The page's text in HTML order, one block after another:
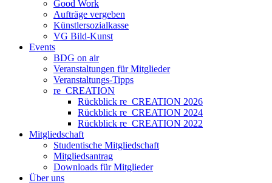
Good Work
Aufträge vergeben
Künstlersozialkasse
VG Bild-Kunst
Events
BDG on air
Veranstaltungen für Mitglieder
Veranstaltungs-Tipps
re_CREATION
Rückblick re_CREATION 2026
Rückblick re_CREATION 2024
Rückblick re_CREATION 2022
Mitgliedschaft
Studentische Mitgliedschaft
Mitgliedsantrag
Downloads für Mitglieder
Über uns